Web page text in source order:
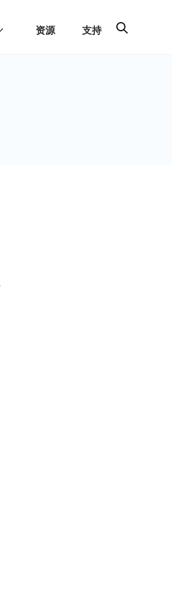
资源 支持